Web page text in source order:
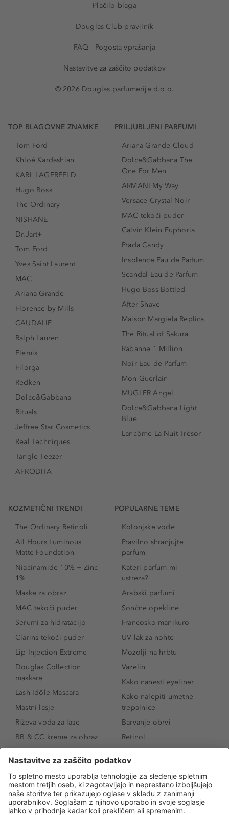
Plačilo blaga
Douglas Club pravilnik
FAQ - Pogosta vprašanja
Nastavitve za zaščito podatkov
© 2026 Douglas parfumerije d.o.o.
TOP BLAGOVNE ZNAMKE
Tom Ford
Khloé Kardashian
KARL LAGERFELD
Hugo Boss
The Ordinary
NISHANE
Dr.Jart+
Tom Ford
Yves Saint Laurent
MAC
Ariana Grande
Florence by Mills
CAUDALIE
Ralph Lauren
Elemis
Filorga
Redken
Dolce&Gabbana
Rituals
Jeffree Star Cosmetics
Real Techniques
Tangle Teezer
AFRODITA
PRILJUBLJENI PARFUMI
Ariana Grande Cloud
Dolce&Gabbana The
One For Men
ARMANI My Way
Versace Crystal Noir
MAC tekoči puder
Calvin Klein Euphoria
Prada Candy
Insolence Eau de Parfum
Scandal Eau de Parfum
Hugo Boss Bottled
After Shave
Maison Margiela Replica
The Ritual of Sakura
Rabanne 1 Million
Noir Eau de Parfum
Mon Guerlain
MUGLER Angel
Dolce&Gabbana Light
Blue
Lancôme La Nuit Trésor
KOZMETIČNI TRENDI
The Ordinary Retinoli
All Hours Luminous
Matte Foundation
Niacinamide 10% + Zinc
1%
Maske za obraz
MAC tekoči puder
Serumi za hidratacijo
Clarins tekoči puder
Lip Injection Extreme
Douglas Collection
maskare
Lash Idôle Mascara
Mastni lasje
Riževa voda za lase
BB & CC kreme za obraz
SPF 30
Senčila za oči
Tekoči puder
Ličenje povešenih vek
POPULARNE TEME
Kolonjske vode
Pravilno shranjujte
parfum
Kateri parfum mi
ustreza?
Arabski parfumi
Sončne opekline
Francosko manikuro
UV lak za nohte
Mozolji na hrbtu
Vazelin
Kako nanesti eyeliner
Kako nalepiti umetne
trepalnice
Barvanje obrvi
Retinol
Niacinamid
Rozacea
Salicilna kislina